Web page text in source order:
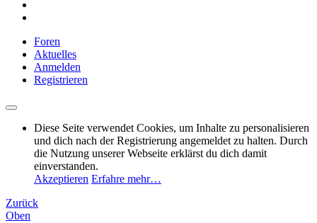
Foren
Aktuelles
Anmelden
Registrieren
Diese Seite verwendet Cookies, um Inhalte zu personalisieren
und dich nach der Registrierung angemeldet zu halten. Durch
die Nutzung unserer Webseite erklärst du dich damit
einverstanden.
Akzeptieren Erfahre mehr…
Zurück
Oben